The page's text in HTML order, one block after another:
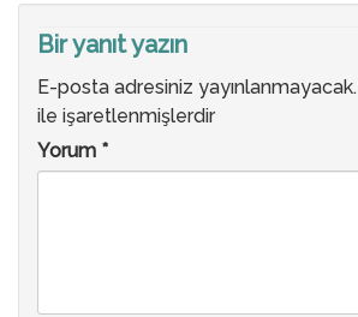
Bir yanıt yazın
E-posta adresiniz yayınlanmayacak.
ile işaretlenmişlerdir
Yorum *